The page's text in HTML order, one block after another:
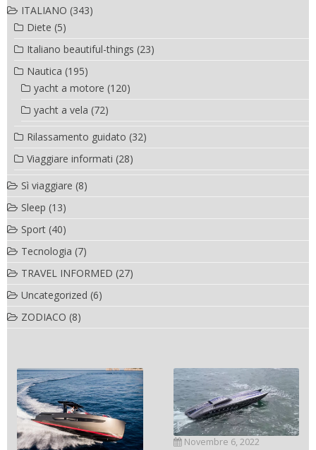
ITALIANO (343)
Diete (5)
Italiano beautiful-things (23)
Nautica (195)
yacht a motore (120)
yacht a vela (72)
Rilassamento guidato (32)
Viaggiare informati (28)
Sì viaggiare (8)
Sleep (13)
Sport (40)
Tecnologia (7)
TRAVEL INFORMED (27)
Uncategorized (6)
ZODIACO (8)
Novembre 6, 2022